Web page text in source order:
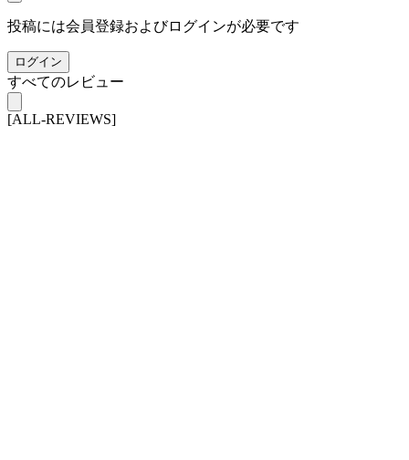
投稿には会員登録およびログインが必要です
ログイン
すべてのレビュー
[ALL-REVIEWS]